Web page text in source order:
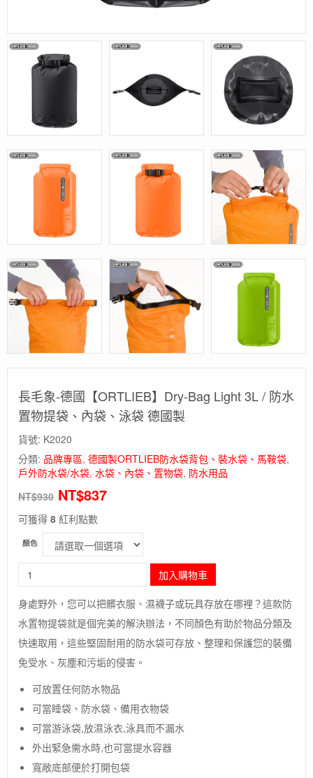
長毛象-德國【ORTLIEB】Dry-Bag Light 3L / 防水
置物提袋、內袋、泳袋 德國製
貨號: K2020
分類: 品牌專區, 德國製ORTLIEB防水袋背包、裝水袋、馬鞍袋,
戶外防水袋/水袋, 水袋、內袋、置物袋, 防水用品
NT$930 NT$837
可獲得 8 紅利點數
顏色
毛
象-
德
國
【ORTLIEB】
Dry-
Bag
3L
置
物
加入購物車
身處野外，您可以把髒衣服、濕襪子或玩具存放在哪裡？這款防
水置物提袋就是個完美的解決辦法，不同顏色有助於物品分類及
快速取用，這些堅固耐用的防水袋可存放、整理和保護您的裝備
免受水、灰塵和污垢的侵害。
可放置任何防水物品
可當睡袋、防水袋、備用衣物袋
可當游泳袋,放濕泳衣,泳具而不漏水
外出緊急需水時,也可當提水容器
寬敞底部便於打開包袋